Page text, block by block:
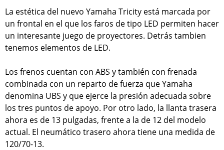
La estética del nuevo Yamaha Tricity está marcada por
un frontal en el que los faros de tipo LED permiten hacer
un interesante juego de proyectores. Detrás tambien
tenemos elementos de LED.
Los frenos cuentan con ABS y también con frenada
combinada con un reparto de fuerza que Yamaha
denomina UBS y que ejerce la presión adecuada sobre
los tres puntos de apoyo. Por otro lado, la llanta trasera
ahora es de 13 pulgadas, frente a la de 12 del modelo
actual. El neumático trasero ahora tiene una medida de
120/70-13.